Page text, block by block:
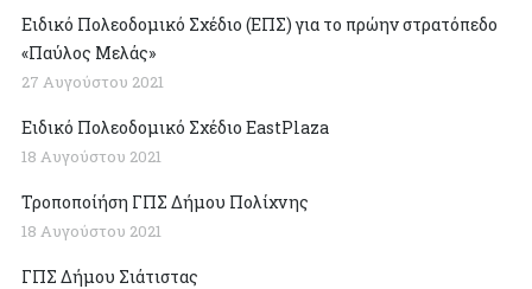
Ειδικό Πολεοδομικό Σχέδιο (ΕΠΣ) για το πρώην στρατόπεδο
«Παύλος Μελάς»
27 Αυγούστου 2021
Ειδικό Πολεοδομικό Σχέδιο EastPlaza
18 Αυγούστου 2021
Τροποποίήση ΓΠΣ Δήμου Πολίχνης
18 Αυγούστου 2021
ΓΠΣ Δήμου Σιάτιστας